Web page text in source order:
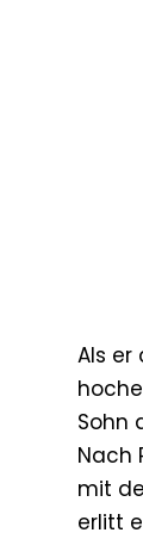
Als er
Sohn
Nach
mit
erlitt